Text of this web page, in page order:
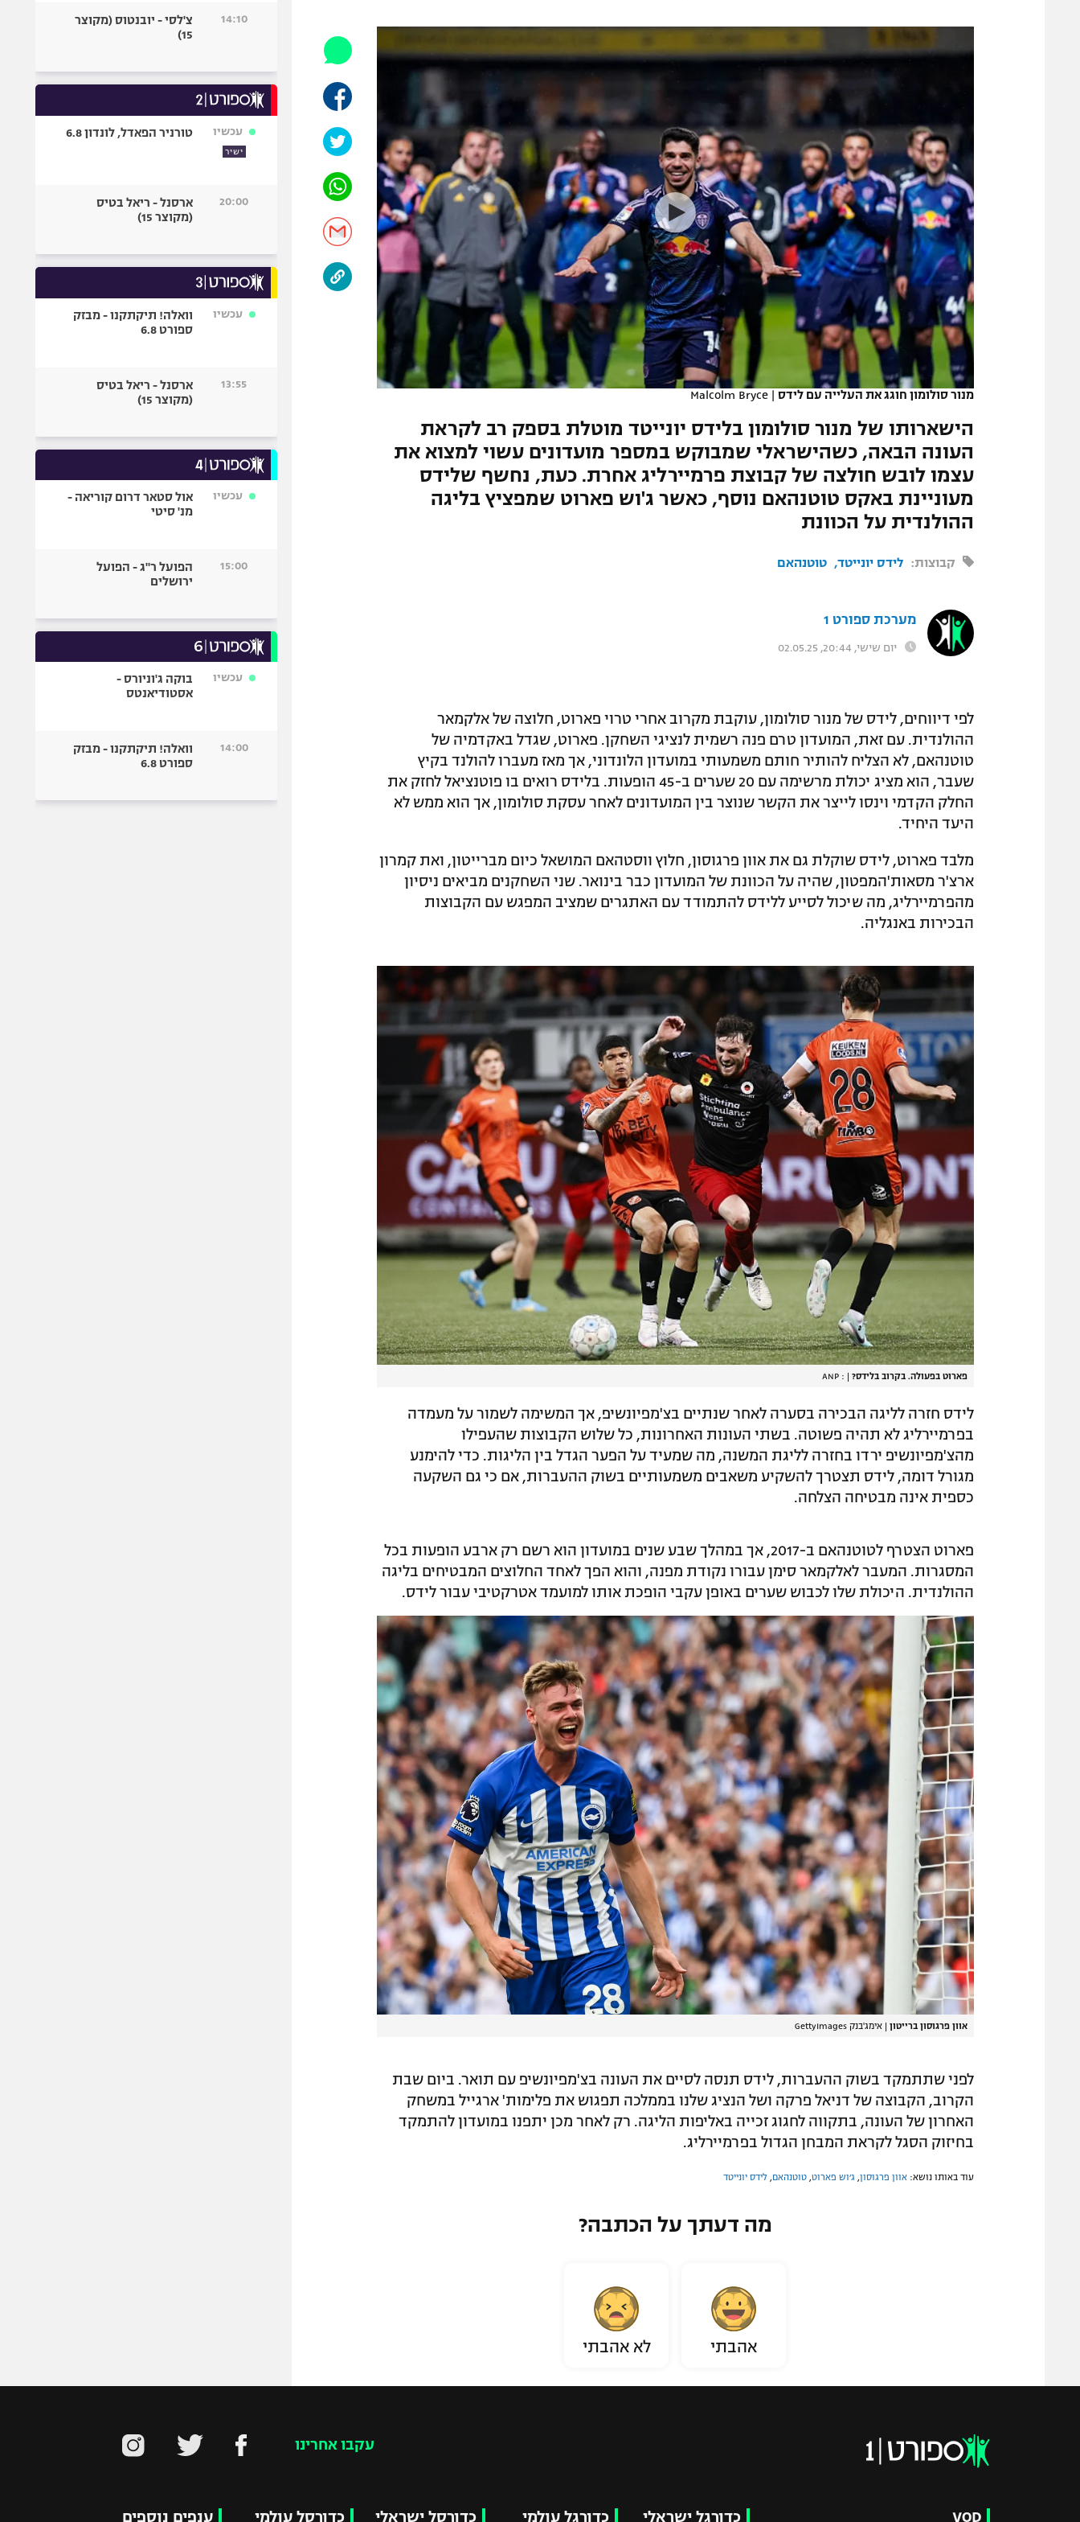
תקנון משתתפים וזוכים בפרסים
תקנון עבור פעילות אלקטרה
תנאי שימוש
מדיניות פרטיות
תקנון פעילות ספורט 1
רשיון להקרנה פומבית לבית עסק
הצטרפות לחבילת הערוצים
לוח דרושים – ג'ובנט
תגיות
הפועל תל אביב
הפועל חיפה
מכבי נתניה
בני יהודה
ליגה סינית
ליגה ברזילאית
ליגות נוספות
אופניים
כדורמים
פוטבול אמריקאי NFL
גיימינג E-Sports
מנור סולומון חוגג את העלייה עם לידס |
Malcolm Bryce
הישארותו של מנור סולומון בלידס יונייטד מוטלת בספק רב לקראת
העונה הבאה, כשהישראלי שמבוקש במספר מועדונים עשוי למצוא את
עצמו לובש חולצה של קבוצת פרמיירליג אחרת. כעת, נחשף שלידס
מעוניינת באקס טוטנהאם נוסף, כאשר ג'וש פארוט שמפציץ בליגה
ההולנדית על הכוונת
קבוצות: לידס יונייטד טוטנהאם
מערכת ספורט 1
יום שישי, 20:44, 02.05.25
לפי דיווחים, לידס של מנור סולומון, עוקבת מקרוב אחרי טרוי פארוט, חלוצה של אלקמאר
ההולנדית. עם זאת, המועדון טרם פנה רשמית לנציגי השחקן. פארוט, שגדל באקדמיה של
טוטנהאם, לא הצליח להותיר חותם משמעותי במועדון הלונדוני, אך מאז מעברו להולנד בקיץ
שעבר, הוא מציג יכולת מרשימה עם 20 שערים ב-45 הופעות. בלידס רואים בו פוטנציאל לחזק את
החלק הקדמי וינסו לייצר את הקשר שנוצר בין המועדונים לאחר עסקת סולומון, אך הוא ממש לא
היעד היחיד.
מלבד פארוט, לידס שוקלת גם את אוון פרגוסון, חלוץ ווסטהאם המושאל כיום מברייטון, ואת קמרון
ארצ'ר מסאות'המפטון, שהיה על הכוונת של המועדון כבר בינואר. שני השחקנים מביאים ניסיון
מהפרמיירליג, מה שיכול לסייע ללידס להתמודד עם האתגרים שמציב המפגש עם הקבוצות
הבכירות באנגליה.
פארוט בפעולה. בקרוב בלידס? |
: ANP
לידס חזרה לליגה הבכירה בסערה לאחר שנתיים בצ'מפיונשיפ, אך המשימה לשמור על מעמדה
בפרמיירליג לא תהיה פשוטה. בשתי העונות האחרונות, כל שלוש הקבוצות שהעפילו
מהצ'מפיונשיפ ירדו בחזרה לליגת המשנה, מה שמעיד על הפער הגדל בין הליגות. כדי להימנע
מגורל דומה, לידס תצטרך להשקיע משאבים משמעותיים בשוק ההעברות, אם כי גם השקעה
כספית אינה מבטיחה הצלחה.
פארוט הצטרף לטוטנהאם ב-2017, אך במהלך שבע שנים במועדון הוא רשם רק ארבע הופעות בכל
המסגרות. המעבר לאלקמאר סימן עבורו נקודת מפנה, והוא הפך לאחד החלוצים המבטיחים בליגה
ההולנדית. היכולת שלו לכבוש שערים באופן עקבי הופכת אותו למועמד אטרקטיבי עבור לידס.
אוון פרגוסון ברייטון | אימג'בנק GettyImages
לפני שתתמקד בשוק ההעברות, לידס תנסה לסיים את העונה בצ'מפיונשיפ עם תואר. ביום שבת
הקרוב, הקבוצה של דניאל פרקה ושל הנציג שלנו בממלכה תפגוש את פלימות' ארגייל במשחק
האחרון של העונה, בתקווה לחגוג זכייה באליפות הליגה. רק לאחר מכן יתפנו במועדון להתמקד
בחיזוק הסגל לקראת המבחן הגדול בפרמיירליג.
עוד באותו נושא: אוון פרגוסון ג׳וש פארוט טוטנהאם לידס יונייטד
מה דעתך על הכתבה?
אהבתי לא אהבתי
14:10
צ'לסי - יובנטוס (מקוצר
15)
עכשיו
ישיר
טורניר הפאדל, לונדון 6.8
20:00
ארסנל - ריאל בטיס
(מקוצר 15)
עכשיו
וואלה! תיקתקנו - מבזק
ספורט 6.8
13:55
ארסנל - ריאל בטיס
(מקוצר 15)
עכשיו
אול סטאר דרום קוריאה -
מנ' סיטי
15:00
הפועל ר"ג - הפועל
ירושלים
עכשיו
בוקה ג'וניורס -
אסטודיאנטס
14:00
וואלה! תיקתקנו - מבזק
ספורט 6.8
עקבו אחרינו
VOD כדורגל ישראלי כדורגל עולמי כדורסל ישראלי כדורסל עולמי ענפים נוספים